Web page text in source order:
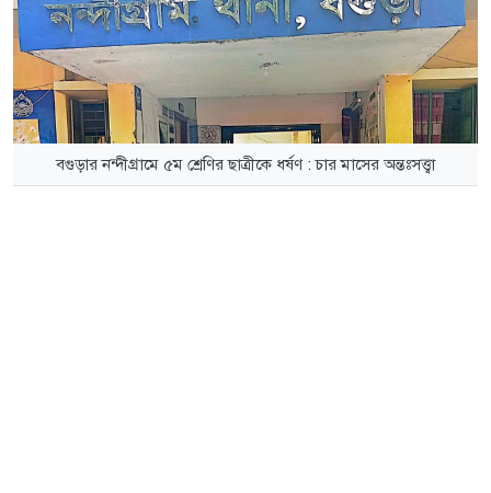
বগুড়ার নন্দীগ্রামে ৫ম শ্রেণির ছাত্রীকে ধর্ষণ : চার মাসের অন্তঃসত্ত্বা